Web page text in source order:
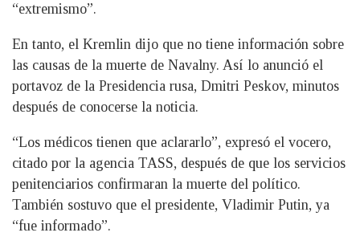
“extremismo”.
En tanto, el Kremlin dijo que no tiene información sobre
las causas de la muerte de Navalny. Así lo anunció el
portavoz de la Presidencia rusa, Dmitri Peskov, minutos
después de conocerse la noticia.
“Los médicos tienen que aclararlo”, expresó el vocero,
citado por la agencia TASS, después de que los servicios
penitenciarios confirmaran la muerte del político.
También sostuvo que el presidente, Vladimir Putin, ya
“fue informado”.